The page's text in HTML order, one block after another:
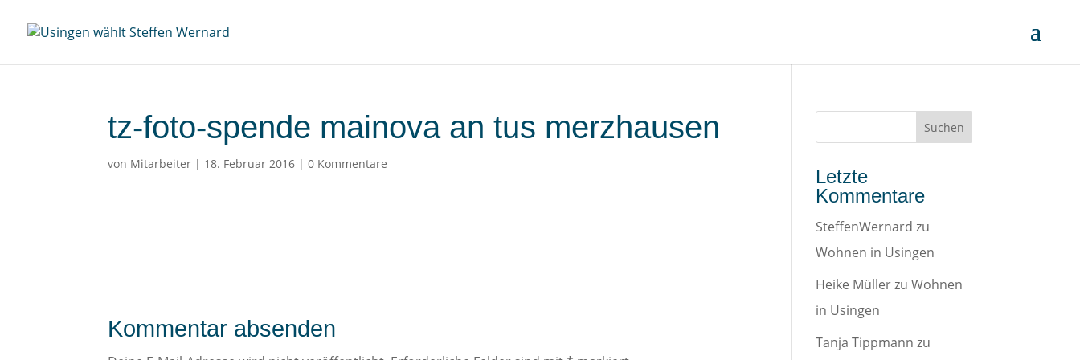
tz-foto-spende mainova an tus merzhausen
von Mitarbeiter | 18. Februar 2016 |0 Kommentare
Kommentar absenden
Letzte
Kommentare
SteffenWernard zu
Wohnen in Usingen
Heike MüllerzuWohnen
in Usingen
Tanja Tippmann zu